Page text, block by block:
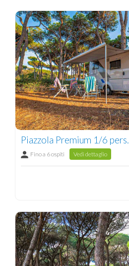
Piazzola Premium 1/6 pers.
Fino a 6 ospiti Vedi dettaglio